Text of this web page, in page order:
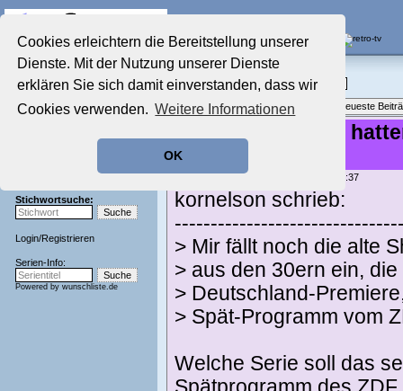
Cookies erleichtern die Bereitstellung unserer
Dienste. Mit der Nutzung unserer Dienste
erklären Sie sich damit einverstanden, dass wir
Cookies verwenden. Weitere Informationen
OK
Startseite
Aktuelles Forum
Film-Forum
Zeichentrick-Forum
Stichwortsuche:
Login/Registrieren
Serien-Info:
Powered by wunschliste.de
Film-Forum
Filme im Kino, Fernsehen & auf DVD
Themenübersicht • Neues Thema Neueste
Re: Welche Filme
Free-TV?
geschrieben von: , 15.04.25 20:37
kornelson schrieb:
> Mir fällt noch die alte
> aus den 30ern ein,
> Deutschland-
> Spät-Programm vom
Welche Serie soll das